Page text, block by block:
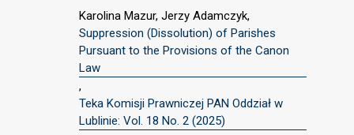
Karolina Mazur, Jerzy Adamczyk,
Suppression (Dissolution) of Parishes
Pursuant to the Provisions of the Canon
Law
,
Teka Komisji Prawniczej PAN Oddział w
Lublinie: Vol. 18 No. 2 (2025)